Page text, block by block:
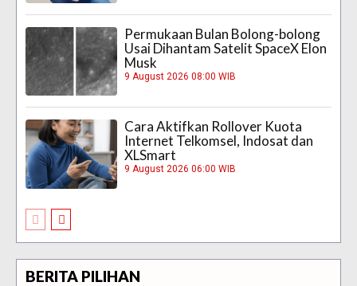
Permukaan Bulan Bolong-bolong
Usai Dihantam Satelit SpaceX Elon
Musk
9 August 2026 08:00 WIB
Cara Aktifkan Rollover Kuota
Internet Telkomsel, Indosat dan
XLSmart
9 August 2026 06:00 WIB
BERITA PILIHAN